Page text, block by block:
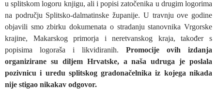
u splitskom logoru knjigu, ali i popisi zatočenika u drugim logorima
na području Splitsko-dalmatinske županije. U travnju ove godine
objavili smo zbirku dokumenata o stradanju stanovnika Vrgorske
krajine, Makarskog primorja i neretvanskog kraja, također s
popisima logoraša i likvidiranih. Promocije ovih izdanja
organizirane su diljem Hrvatske, a naša udruga je poslala
pozivnicu i uredu splitskog gradonačelnika iz kojega nikada
nije stigao nikakav odgovor.